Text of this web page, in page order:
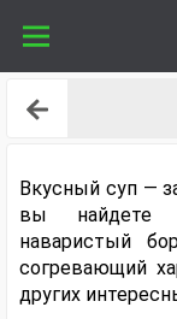
Вкусный суп —
вы найдете
наваристый
согревающий
других